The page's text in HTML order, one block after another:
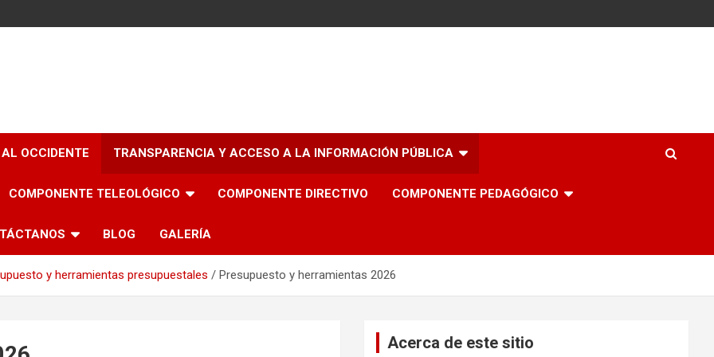
OCCIDENTE TRANSPARENCIA Y ACCESO A LA INFORMACIÓN PÚBLICA
COMPONENTE TELEOLÓGICO COMPONENTE DIRECTIVO COMPONENTE PEDAGÓGICO
BLOG GALERÍA
y herramientas presupuestales Presupuesto y herramientas 2026
Acerca de este sitio